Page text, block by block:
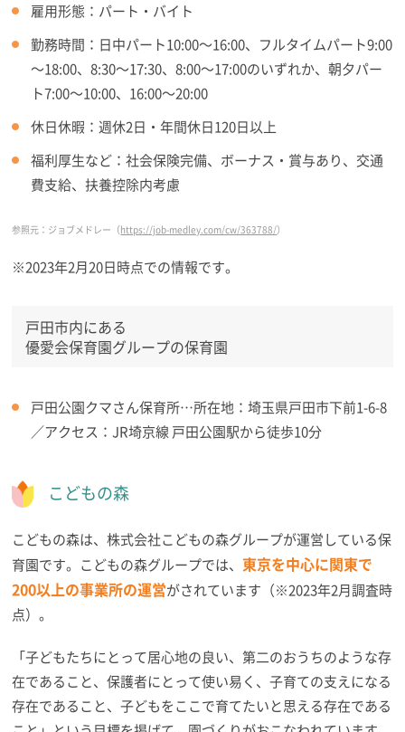
雇用形態：パート・バイト
勤務時間：日中パート10:00～16:00、フルタイムパート9:00
～18:00、8:30～17:30、8:00～17:00のいずれか、朝夕パー
ト7:00～10:00、16:00～20:00
休日休暇：週休2日・年間休日120日以上
福利厚生など：社会保険完備、ボーナス・賞与あり、交通
費支給、扶養控除内考慮
参照元：ジョブメドレー（https://job-medley.com/cw/363788/）
※2023年2月20日時点での情報です。
戸田市内にある
優愛会保育園グループの保育園
戸田公園クマさん保育所…所在地：埼玉県戸田市下前1-6-8
／アクセス：JR埼京線 戸田公園駅から徒歩10分
こどもの森
こどもの森は、株式会社こどもの森グループが運営している保
育園です。こどもの森グループでは、 東京を中心に関東で
200以上の事業所の運営がされています（※2023年2月調査時
点）。
「子どもたちにとって居心地の良い、第二のおうちのような存
在であること、保護者にとって使い易く、子育ての支えになる
存在であること、子どもをここで育てたいと思える存在である